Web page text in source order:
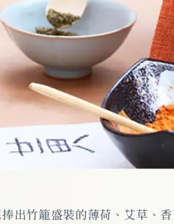
出竹籠盛裝的薄荷、艾草、